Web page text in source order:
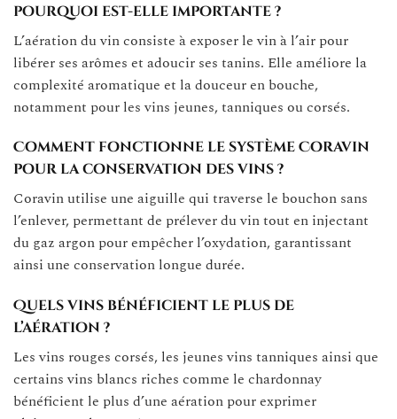
pourquoi est-elle importante ?
L’aération du vin consiste à exposer le vin à l’air pour
libérer ses arômes et adoucir ses tanins. Elle améliore la
complexité aromatique et la douceur en bouche,
notamment pour les vins jeunes, tanniques ou corsés.
Comment fonctionne le système Coravin
pour la conservation des vins ?
Coravin utilise une aiguille qui traverse le bouchon sans
l’enlever, permettant de prélever du vin tout en injectant
du gaz argon pour empêcher l’oxydation, garantissant
ainsi une conservation longue durée.
Quels vins bénéficient le plus de
l’aération ?
Les vins rouges corsés, les jeunes vins tanniques ainsi que
certains vins blancs riches comme le chardonnay
bénéficient le plus d’une aération pour exprimer